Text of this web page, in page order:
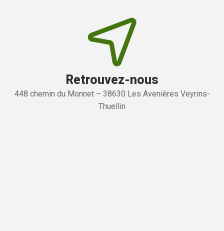
Retrouvez-nous
448 chemin du Monnet – 38630 Les Avenières Veyrins-
Thuellin